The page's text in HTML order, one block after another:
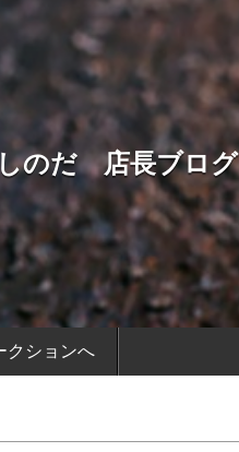
のだ 店長ブログ
クションへ